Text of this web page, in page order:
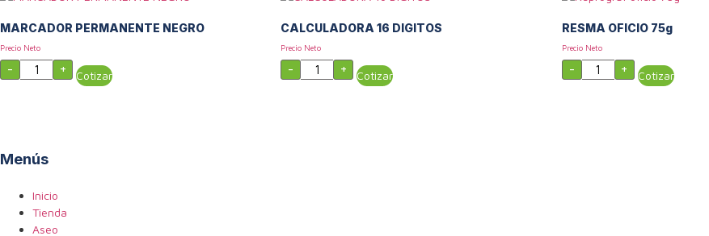
MARCADOR PERMANENTE NEGRO
Precio Neto
- MARCADOR
PERMANENTE
+ Cotizar
CALCULADORA 16 DIGITOS
Precio Neto
- CALCULADORA
16
+ Cotizar
RESMA OFICIO 75g
Precio Neto
- RESMA
OFICIO + Cotizar
Menús
Inicio
Tienda
Aseo